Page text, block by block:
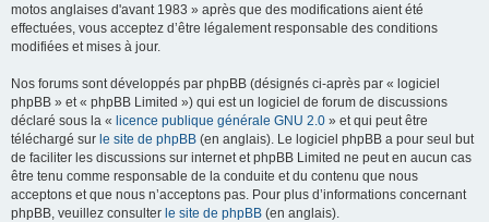
motos anglaises d'avant 1983 » après que des modifications aient été
effectuées, vous acceptez d’être légalement responsable des conditions
modifiées et mises à jour.
Nos forums sont développés par phpBB (désignés ci-après par « logiciel
phpBB » et « phpBB Limited ») qui est un logiciel de forum de discussions
déclaré sous la « licence publique générale GNU 2.0 » et qui peut être
téléchargé sur le site de phpBB (en anglais). Le logiciel phpBB a pour seul but
de faciliter les discussions sur internet et phpBB Limited ne peut en aucun cas
être tenu comme responsable de la conduite et du contenu que nous
acceptons et que nous n’acceptons pas. Pour plus d’informations concernant
phpBB, veuillez consulter le site de phpBB (en anglais).